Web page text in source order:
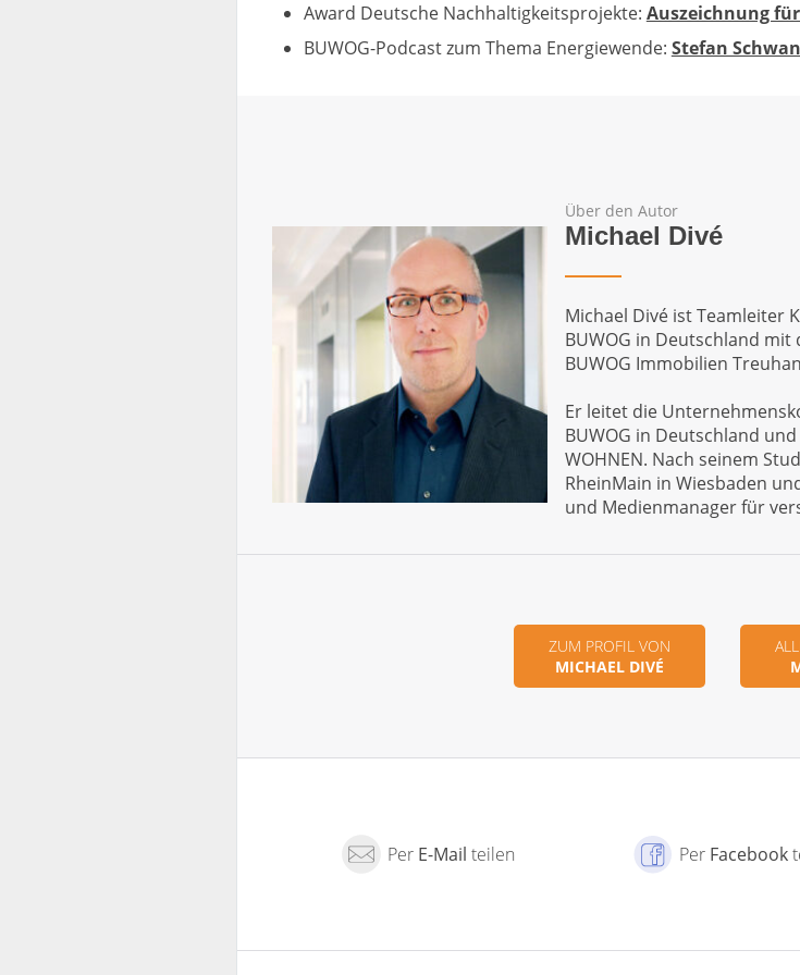
Award Deutsche Nachhaltigkeitsprojekte: Auszeichnung
BUWOG-Podcast zum Thema Energiewende: Stefan
Über den Autor
Michael Divé
Michael Divé ist Teamleiter
BUWOG in Deutschland
BUWOG Immobilien
Er leitet die
BUWOG in Deutschland
WOHNEN. Nach seinem
RheinMain in Wiesbaden
und Medienmanager für
ZUM PROFIL VON
MICHAEL DIVÉ
Per E-Mail teilen Per Facebook